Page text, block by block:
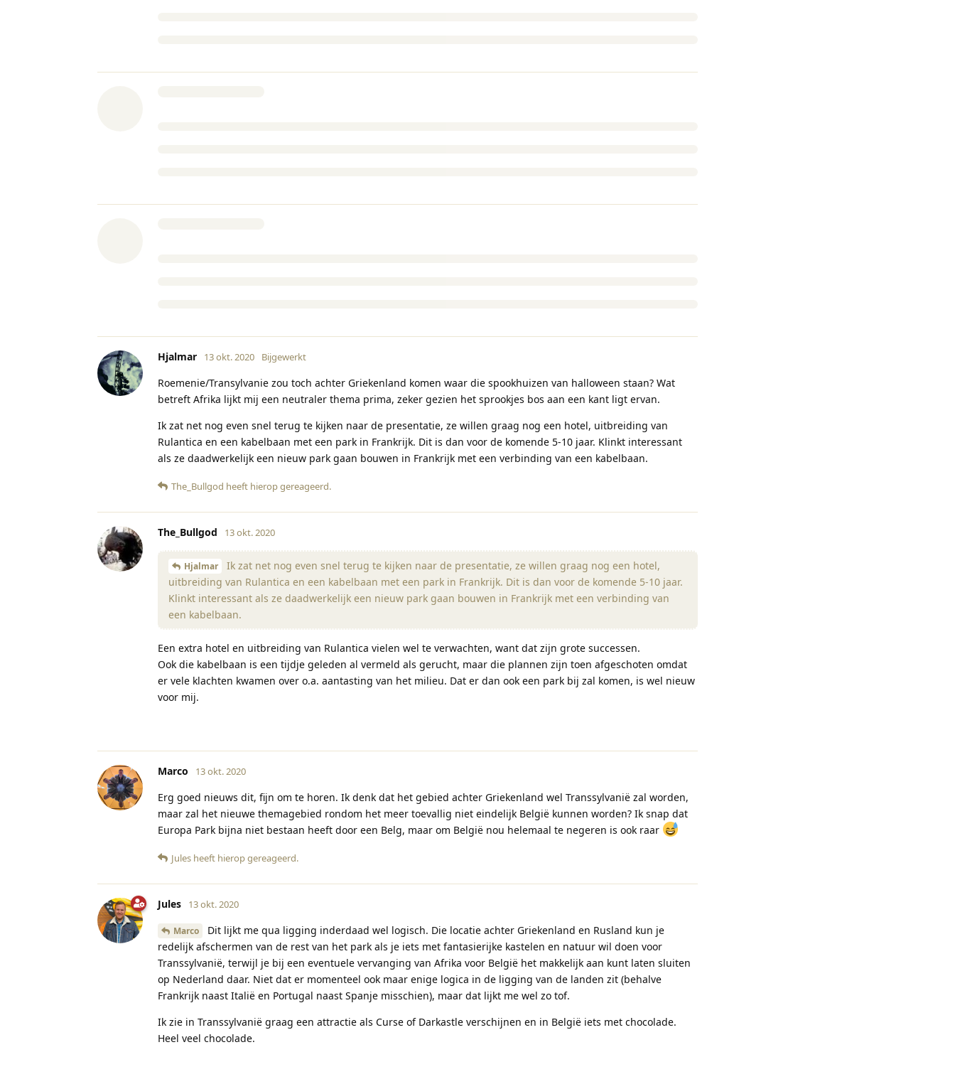
Hjalmar 13 okt. 2020 Bijgewerkt
Roemenie/Transylvanie zou toch achter Griekenland komen waar die spookhuizen van halloween staan? Wat
betreft Afrika lijkt mij een neutraler thema prima, zeker gezien het sprookjes bos aan een kant ligt ervan.
Ik zat net nog even snel terug te kijken naar de presentatie, ze willen graag nog een hotel, uitbreiding van
Rulantica en een kabelbaan met een park in Frankrijk. Dit is dan voor de komende 5-10 jaar. Klinkt interessant
als ze daadwerkelijk een nieuw park gaan bouwen in Frankrijk met een verbinding van een kabelbaan.
The_Bullgod heeft hierop gereageerd.
The_Bullgod 13 okt. 2020
Hjalmar
Ik zat net nog even snel terug te kijken naar de presentatie, ze willen graag nog een hotel,
uitbreiding van Rulantica en een kabelbaan met een park in Frankrijk. Dit is dan voor de komende 5-10 jaar.
Klinkt interessant als ze daadwerkelijk een nieuw park gaan bouwen in Frankrijk met een verbinding van
een kabelbaan.
Een extra hotel en uitbreiding van Rulantica vielen wel te verwachten, want dat zijn grote successen.
Ook die kabelbaan is een tijdje geleden al vermeld als gerucht, maar die plannen zijn toen afgeschoten omdat
er vele klachten kwamen over o.a. aantasting van het milieu. Dat er dan ook een park bij zal komen, is wel nieuw
voor mij.
Marco 13 okt. 2020
Erg goed nieuws dit, fijn om te horen. Ik denk dat het gebied achter Griekenland wel Transsylvanië zal worden,
maar zal het nieuwe themagebied rondom het meer toevallig niet eindelijk België kunnen worden? Ik snap dat
Europa Park bijna niet bestaan heeft door een Belg, maar om België nou helemaal te negeren is ook raar
Jules heeft hierop gereageerd.
Jules 13 okt. 2020
Marco
Dit lijkt me qua ligging inderdaad wel logisch. Die locatie achter Griekenland en Rusland kun je
redelijk afschermen van de rest van het park als je iets met fantasierijke kastelen en natuur wil doen voor
Transsylvanië, terwijl je bij een eventuele vervanging van Afrika voor België het makkelijk aan kunt laten sluiten
op Nederland daar. Niet dat er momenteel ook maar enige logica in de ligging van de landen zit (behalve
Frankrijk naast Italië en Portugal naast Spanje misschien), maar dat lijkt me wel zo tof.
Ik zie in Transsylvanië graag een attractie als Curse of Darkastle verschijnen en in België iets met chocolade.
Heel veel chocolade.